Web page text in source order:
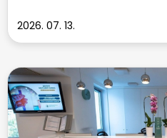
2026. 07. 13.